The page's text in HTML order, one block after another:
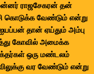
ராஜசேகரன் தன்
கொடுக்க வேண்டும் என்று
தான் ஏய்தும் அம்பு
கோவில் அமைக்க
ஒரு மண்டலம்
வர வேண்டும் என்று